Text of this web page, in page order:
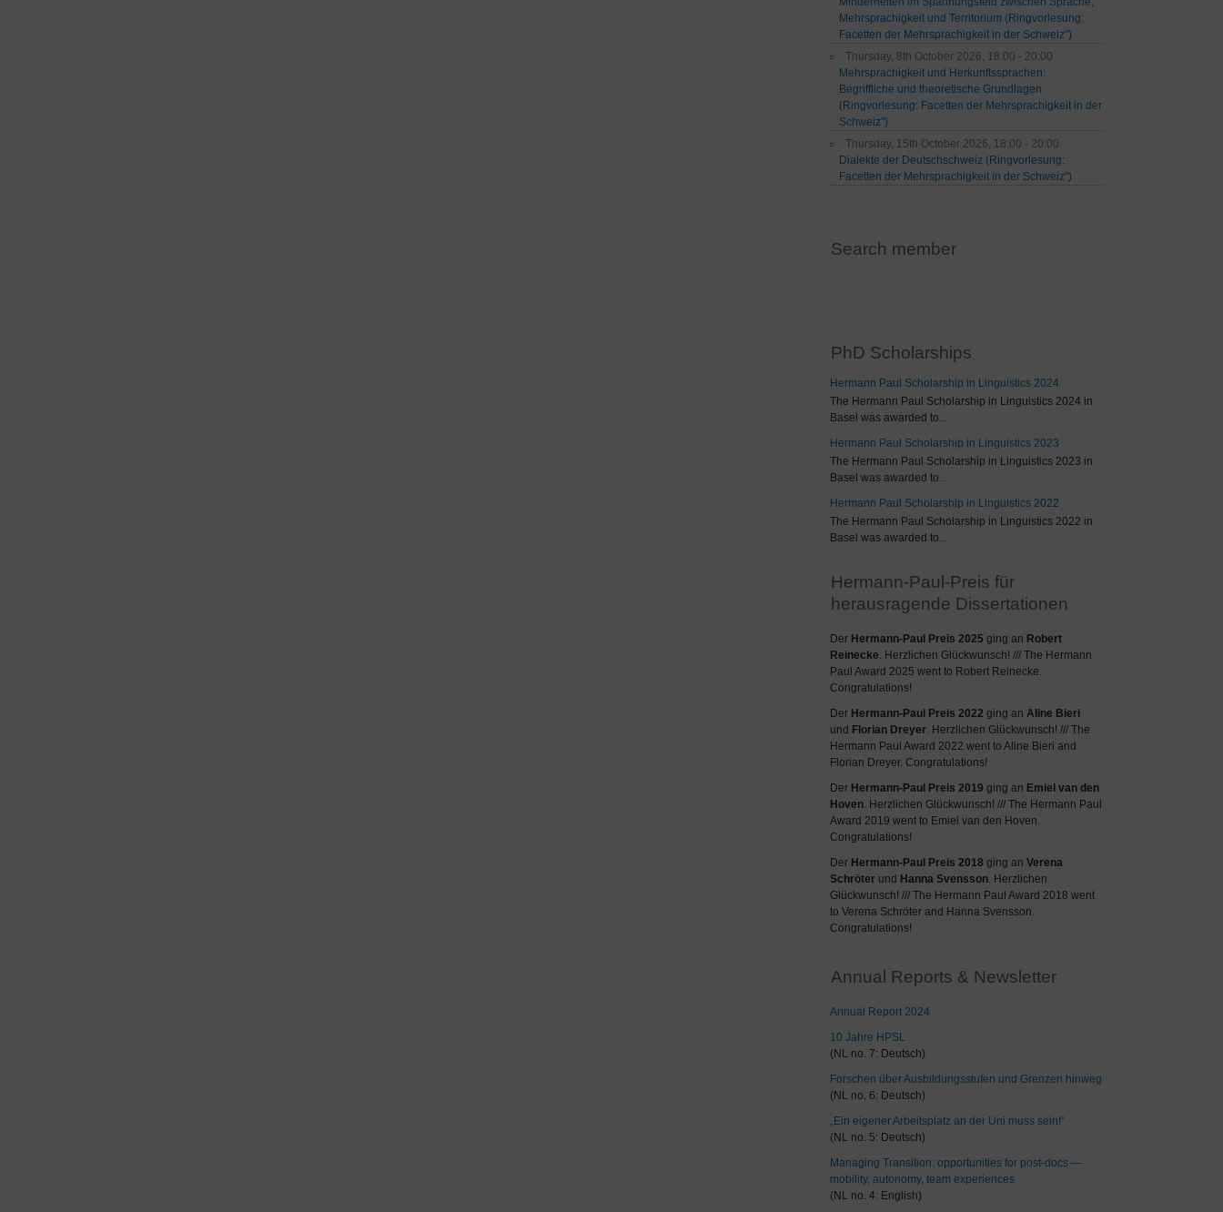
Mehrsprachigkeit und Territorium (Ringvorlesung:
Facetten der Mehrsprachigkeit in der Schweiz")
Thursday, 8th October 2026, 18:00 - 20:00
Mehrsprachigkeit und Herkunftssprachen:
Begriffliche und theoretische Grundlagen
(Ringvorlesung: Facetten der Mehrsprachigkeit in der
Schweiz")
Thursday, 15th October 2026, 18:00 - 20:00
Dialekte der Deutschschweiz (Ringvorlesung:
Facetten der Mehrsprachigkeit in der Schweiz")
Search member
PhD Scholarships
Hermann Paul Scholarship in Linguistics 2024
The Hermann Paul Scholarship in Linguistics 2024 in
Basel was awarded to...
Hermann Paul Scholarship in Linguistics 2023
The Hermann Paul Scholarship in Linguistics 2023 in
Basel was awarded to...
Hermann Paul Scholarship in Linguistics 2022
The Hermann Paul Scholarship in Linguistics 2022 in
Basel was awarded to...
Hermann-Paul-Preis für
herausragende Dissertationen
Der Hermann-Paul Preis 2025 ging an Robert
Reinecke. Herzlichen Glückwunsch! /// The Hermann
Paul Award 2025 went to Robert Reinecke.
Congratulations!
Der Hermann-Paul Preis 2022 ging an Aline Bieri
und Florian Dreyer. Herzlichen Glückwunsch! /// The
Hermann Paul Award 2022 went to Aline Bieri and
Florian Dreyer. Congratulations!
Der Hermann-Paul Preis 2019 ging an Emiel van den
Hoven. Herzlichen Glückwunsch! /// The Hermann Paul
Award 2019 went to Emiel van den Hoven.
Congratulations!
Der Hermann-Paul Preis 2018 ging an Verena
Schröter und Hanna Svensson. Herzlichen
Glückwunsch! /// The Hermann Paul Award 2018 went
to Verena Schröter and Hanna Svensson.
Congratulations!
Annual Reports & Newsletter
Annual Report 2024
10 Jahre HPSL
(NL no. 7: Deutsch)
Forschen über Ausbildungsstufen und Grenzen hinweg
(NL no. 6: Deutsch)
„Ein eigener Arbeitsplatz an der Uni muss sein!“
(NL no. 5: Deutsch)
Managing Transition: opportunities for post-docs —
mobility, autonomy, team experiences
(NL no. 4: English)